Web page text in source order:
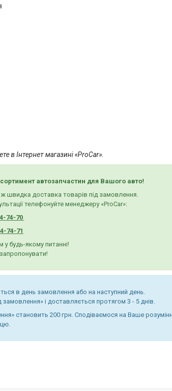
в Інтернет магазині «ProCar».
автозапчастин для Вашого авто!
швидка доставка товарів під замовлення.
телефонуйте менеджеру «ProCar»:
74-70
74-71
будь-якому питанні!
в день замовлення або на наступний день.
і доставляється протягом 3 - 5 днів.
становить 200 грн. Сподіваємося на Ваше